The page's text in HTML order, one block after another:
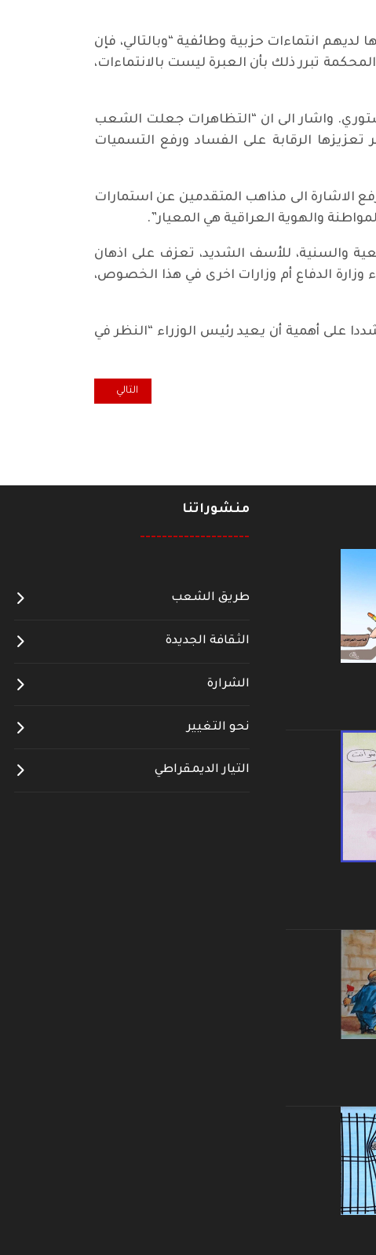
انتماءات حزبية وطائفية “وبالتالي، فإن
تبرر ذلك بأن العبرة ليست بالانتماءات،
واشار الى ان “التظاهرات جعلت الشعب
تعزيزها الرقابة على الفساد ورفع التسميات
الاشارة الى مذاهب المتقدمين عن استمارات
والهوية العراقية هي المعيار”.
والسنية، للأسف الشديد، تعزف على اذهان
وزارة الدفاع أم وزارات اخرى في هذا الخصوص،
على أهمية أن يعيد رئيس الوزراء “النظر في
المقال التالي: " المثقف
التالي
منشوراتنا
--------------------
طريق الشعب
الثقافة الجديدة
الشرارة
نحو التغيير
التيار الديمقراطي